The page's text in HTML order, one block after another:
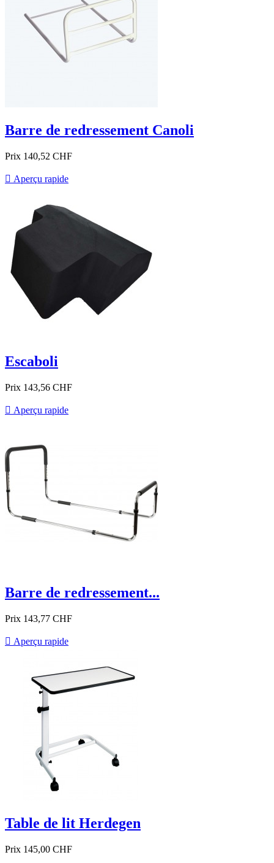
Barre de redressement Canoli
Prix 140,52 CHF
 Aperçu rapide
Escaboli
Prix 143,56 CHF
 Aperçu rapide
Barre de redressement...
Prix 143,77 CHF
 Aperçu rapide
Table de lit Herdegen
Prix 145,00 CHF